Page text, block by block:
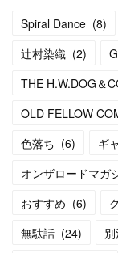
Spiral Dance (8)
辻村染織 (2)
THE H.W.DOG＆
OLD FELLOW
色落ち (6) ギ
オンザロードマガ
おすすめ (6)
無駄話 (24)